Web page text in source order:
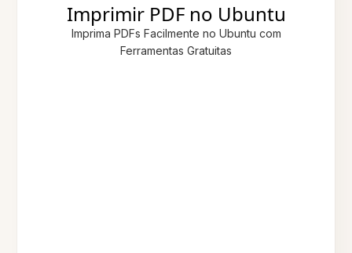
Imprimir PDF no Ubuntu
Imprima PDFs Facilmente no Ubuntu com
Ferramentas Gratuitas